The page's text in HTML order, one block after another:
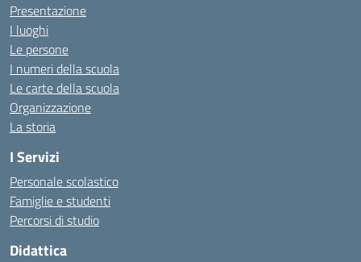
Presentazione
I luoghi
Le persone
I numeri della scuola
Le carte della scuola
Organizzazione
La storia
I Servizi
Personale scolastico
Famiglie e studenti
Percorsi di studio
Didattica